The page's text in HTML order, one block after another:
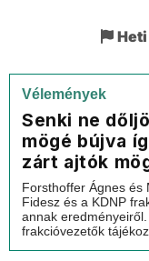
Vélemények
Senki ne
mögé bújva
zárt ajtók
Forsthoffer Ágnes és
Fidesz és a KDNP
annak
frakcióvezetők